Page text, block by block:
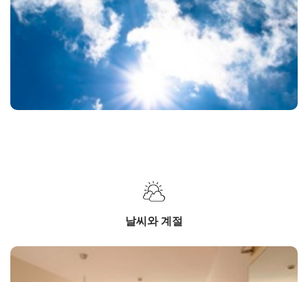
날씨와 계절